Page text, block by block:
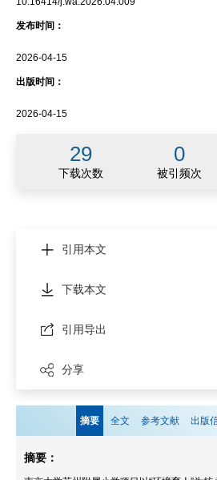
发布时间：
2026-04-15
出版时间：
2026-04-15
29 0
下载次数 被引频次
引用本文
下载本文
引用导出
分享
摘要 全文 参考文献 出版
摘要：